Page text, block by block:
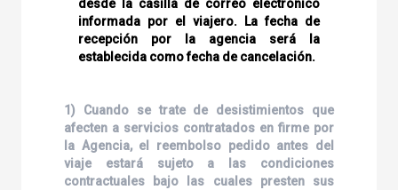
desde la casilla de correo electrónico
informada por el viajero. La fecha de
recepción por la agencia será la
establecida como fecha de cancelación.
1) Cuando se trate de desistimientos que
afecten a servicios contratados en firme por
la Agencia, el reembolso pedido antes del
viaje estará sujeto a las condiciones
contractuales bajo las cuales presten sus